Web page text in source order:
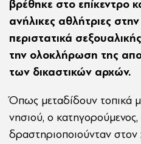
βρέθηκε στο επίκεντρο
ανήλικες αθλήτριες
περιστατικά
την ολοκλήρωση της
των δικαστικών αρχών.
Όπως μεταδίδουν τοπικά
νησιού, ο κατηγορούμενος,
δραστηριοποιούνταν